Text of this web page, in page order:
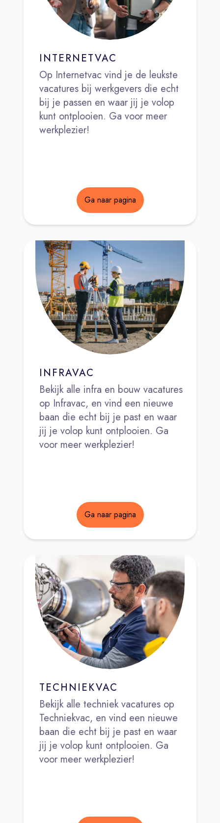
INTERNETVAC
Op Internetvac vind je de leukste
vacatures bij werkgevers die echt
bij je passen en waar jij je volop
kunt ontplooien. Ga voor meer
werkplezier!
Ga naar pagina
INFRAVAC
Bekijk alle infra en bouw vacatures
op Infravac, en vind een nieuwe
baan die echt bij je past en waar
jij je volop kunt ontplooien. Ga
voor meer werkplezier!
Ga naar pagina
TECHNIEKVAC
Bekijk alle techniek vacatures op
Techniekvac, en vind een nieuwe
baan die echt bij je past en waar
jij je volop kunt ontplooien. Ga
voor meer werkplezier!